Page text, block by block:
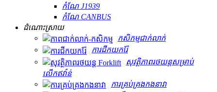
កំណែ J1939
កំណែ CANBUS
ដំណោះស្រាយ
កសិកម្ម​ជាក់លាក់
ការជីកយករ៉ែ
សុវត្ថិភាពរថយន្តសម្រាប់
លើកឥវ៉ាន់
ការគ្រប់គ្រងកងនាវា